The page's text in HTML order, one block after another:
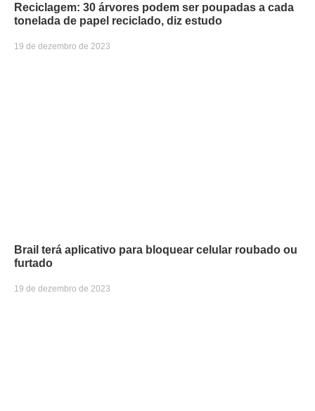
Reciclagem: 30 árvores podem ser poupadas a cada
tonelada de papel reciclado, diz estudo
19 de dezembro de 2023
Brail terá aplicativo para bloquear celular roubado ou
furtado
19 de dezembro de 2023